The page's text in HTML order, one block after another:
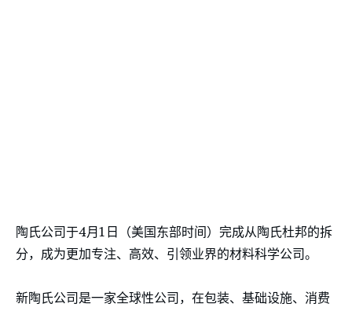
陶氏公司于4月1日（美国东部时间）完成从陶氏杜邦的拆
分，成为更加专注、高效、引领业界的材料科学公司。
新陶氏公司是一家全球性公司，在包装、基础设施、消费